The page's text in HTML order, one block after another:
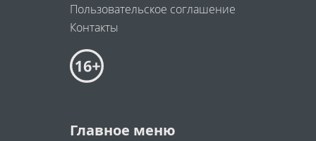
Пользовательское соглашение
Контакты
Главное меню